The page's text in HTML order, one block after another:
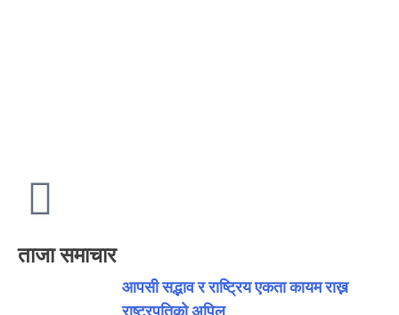
ताजा समाचार
आपसी सद्भाव र राष्ट्रिय एकता कायम राख्न
राष्ट्रपतिको अपिल